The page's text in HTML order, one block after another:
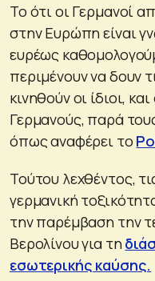
Το ότι οι Γερμανοί
στην Ευρώπη είναι
ευρέως
περιμένουν να δουν
κινηθούν οι ίδιοι,
Γερμανούς, παρά
όπως αναφέρει το
Τούτου λεχθέντος,
γερμανική
την παρέμβαση την
Βερολίνου για τη
εσωτερικής καύσης.